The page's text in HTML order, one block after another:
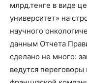
млрд.тенге в виде
университет» на
научного
данным Отчета
сделано не много:
ведутся